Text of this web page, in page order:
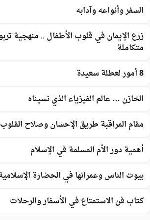
السفر وأنواعه وآدابه
زرع الإيمان في قلوب الأطفال .. منهجية
متكاملة
8 أمور لعطلة سعيدة
الخازن … عالم الفيزياء الذي نسيناه
مقام المراقبة طريق الإحسان وصلاح القلوب
أهمية دور الأم المسلمة في الإسلام
بيوت الناس وعمرانها في الحضارة
كتاب فن الاستمتاع في الأسفار والرحلات